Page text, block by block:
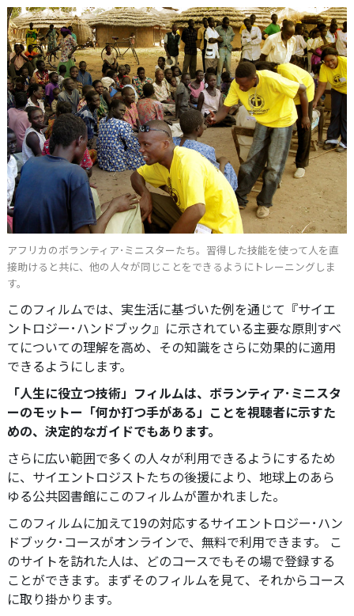
アフリカのボランティア･ミニスターたち。習得した技能を使って人を直
接助けると共に、他の人々が同じことをできるようにトレーニングしま
す。
このフィルムでは、実生活に基づいた例を通じて『サイエ
ントロジー･ハンドブック』に示されている主要な原則すべ
てについての理解を高め、その知識をさらに効果的に適用
できるようにします。
「人生に役立つ技術」フィルムは、ボランティア･ミニスタ
ーのモットー「何か打つ手がある」ことを視聴者に示すた
めの、決定的なガイドでもあります。
さらに広い範囲で多くの人々が利用できるようにするため
に、サイエントロジストたちの後援により、地球上のあら
ゆる公共図書館にこのフィルムが置かれました。
このフィルムに加えて19の対応するサイエントロジー･ハン
ドブック･コースがオンラインで、無料で利用できます。 こ
のサイトを訪れた人は、どのコースでもその場で登録する
ことができます。まずそのフィルムを見て、それからコース
に取り掛かります。